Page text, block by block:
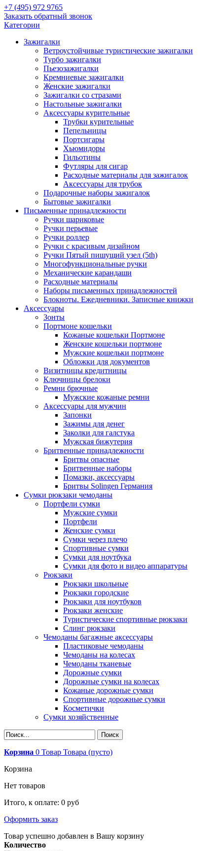
+7 (495) 972 9765
Заказать обратный звонок
Категории
Зажигалки
Ветроустойчивые туристические зажигалки
Турбо зажигалки
Пьезозажигалки
Кремниевые зажигалки
Женские зажигалки
Зажигалки со стразами
Настольные зажигалки
Аксессуары курительные
Трубки курительные
Пепельницы
Портсигары
Хьюмидоры
Гильотины
Футляры для сигар
Расходные материалы для зажигалок
Аксессуары для трубок
Подарочные наборы зажигалок
Бытовые зажигалки
Письменные принадлежности
Ручки шариковые
Ручки перьевые
Ручки роллер
Ручки с красивым дизайном
Ручки Пятый пишущий узел (5th)
Многофункциональные ручки
Механические карандаши
Расходные материалы
Наборы письменных принадлежностей
Блокноты. Ежедневники. Записные книжки
Аксессуары
Зонты
Портмоне кошельки
Кожаные кошельки Портмоне
Женские кошельки портмоне
Мужские кошельки портмоне
Обложки для документов
Визитницы кредитницы
Ключницы брелоки
Ремни брючные
Мужские кожаные ремни
Аксессуары для мужчин
Запонки
Зажимы для денег
Заколки для галстука
Мужская бижутерия
Бритвенные принадлежности
Бритвы опасные
Бритвенные наборы
Помазки, аксессуары
Бритвы Solingen Германия
Сумки рюкзаки чемоданы
Портфели сумки
Мужские сумки
Портфели
Женские сумки
Сумки через плечо
Спортивные сумки
Сумки для ноутбука
Сумки для фото и видео аппаратуры
Рюкзаки
Рюкзаки школьные
Рюкзаки городские
Рюкзаки для ноутбуков
Рюкзаки женские
Туристические спортивные рюкзаки
Слинг рюкзаки
Чемоданы багажные аксессуары
Пластиковые чемоданы
Чемоданы на колесах
Чемоданы тканевые
Дорожные сумки
Дорожные сумки на колесах
Кожаные дорожные сумки
Спортивные дорожные сумки
Косметички
Сумки хозяйственные
Корзина 0 Товар Товара (пусто)
Корзина
Нет товаров
Итого, к оплате: 0 руб
Оформить заказ
Товар успешно добавлен в Вашу корзину
Количество